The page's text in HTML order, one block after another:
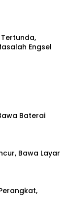
Engsel
Baterai
Bawa Layar